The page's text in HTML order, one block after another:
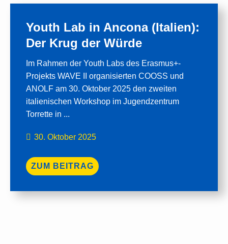
Youth Lab in Ancona (Italien):
Der Krug der Würde
Im Rahmen der Youth Labs des Erasmus+-
Projekts WAVE II organisierten COOSS und
ANOLF am 30. Oktober 2025 den zweiten
italienischen Workshop im Jugendzentrum
Torrette in ...
30. Oktober 2025
ZUM BEITRAG